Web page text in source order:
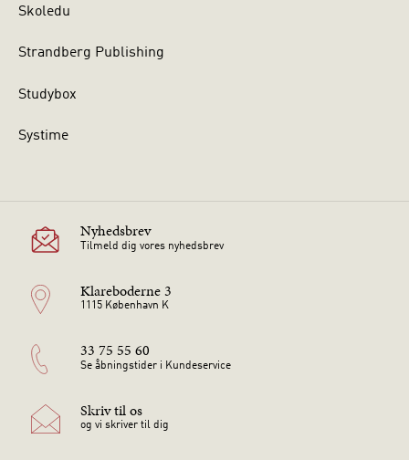
Skoledu
Strandberg Publishing
Studybox
Systime
Nyhedsbrev
Tilmeld dig vores nyhedsbrev
Klareboderne 3
1115 København K
33 75 55 60
Se åbningstider i Kundeservice
Skriv til os
og vi skriver til dig